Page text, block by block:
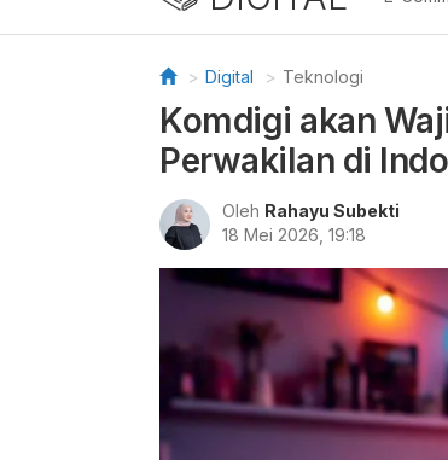
Digital Teknologi
Komdigi akan
Perwakilan di
Oleh Rahayu Subekti
18 Mei 2026, 19:18